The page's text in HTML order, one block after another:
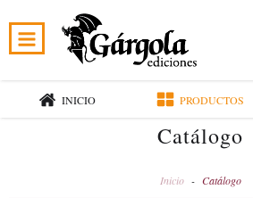
INICIO PRODUCTOS
Catálogo
Inicio - Catálogo